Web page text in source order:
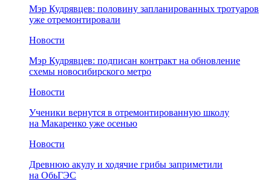
Мэр Кудрявцев: половину запланированных тротуаров
уже отремонтировали
Новости
Мэр Кудрявцев: подписан контракт на обновление
схемы новосибирского метро
Новости
Ученики вернутся в отремонтированную школу
на Макаренко уже осенью
Новости
Древнюю акулу и ходячие грибы заприметили
на ОбьГЭС